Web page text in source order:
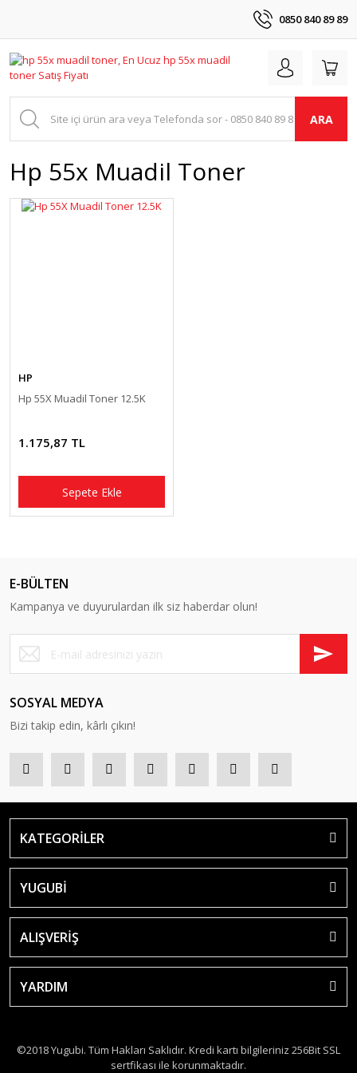
0850 840 89 89
ARA
Hp 55x Muadil Toner
HP
Hp 55X Muadil Toner 12.5K
1.175,87 TL
Sepete Ekle
E-BÜLTEN
Kampanya ve duyurulardan ilk siz haberdar olun!
SOSYAL MEDYA
Bizi takip edin, kârlı çıkın!
KATEGORİLER
YUGUBİ
ALIŞVERİŞ
YARDIM
©2018 Yugubi. Tüm Hakları Saklıdır. Kredi kartı bilgileriniz 256Bit SSL
sertfikası ile korunmaktadır.